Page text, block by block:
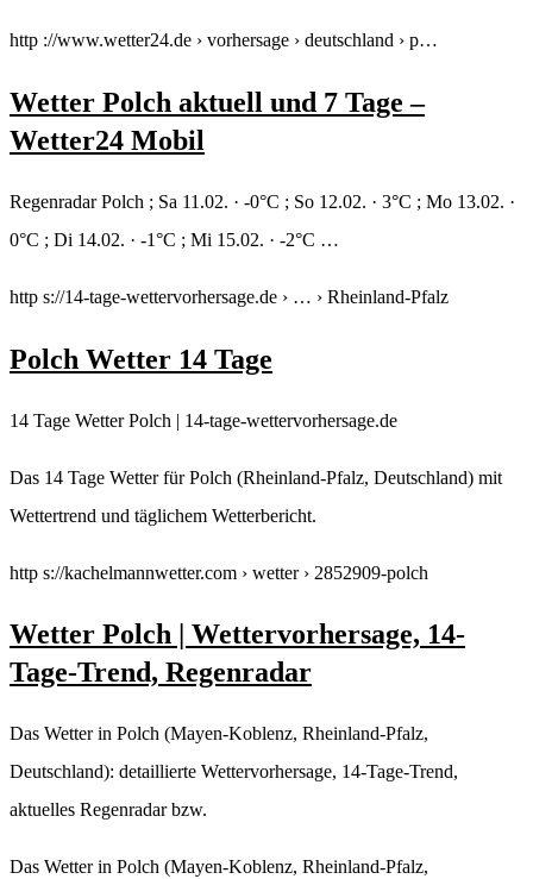
http ://www.wetter24.de › vorhersage › deutschland › p…
Wetter Polch aktuell und 7 Tage –
Wetter24 Mobil
Regenradar Polch ; Sa 11.02. · -0°C ; So 12.02. · 3°C ; Mo 13.02. ·
0°C ; Di 14.02. · -1°C ; Mi 15.02. · -2°C …
http s://14-tage-wettervorhersage.de › … › Rheinland-Pfalz
Polch Wetter 14 Tage
14 Tage Wetter Polch | 14-tage-wettervorhersage.de
Das 14 Tage Wetter für Polch (Rheinland-Pfalz, Deutschland) mit
Wettertrend und täglichem Wetterbericht.
http s://kachelmannwetter.com › wetter › 2852909-polch
Wetter Polch | Wettervorhersage, 14-
Tage-Trend, Regenradar
Das Wetter in Polch (Mayen-Koblenz, Rheinland-Pfalz,
Deutschland): detaillierte Wettervorhersage, 14-Tage-Trend,
aktuelles Regenradar bzw.
Das Wetter in Polch (Mayen-Koblenz, Rheinland-Pfalz,